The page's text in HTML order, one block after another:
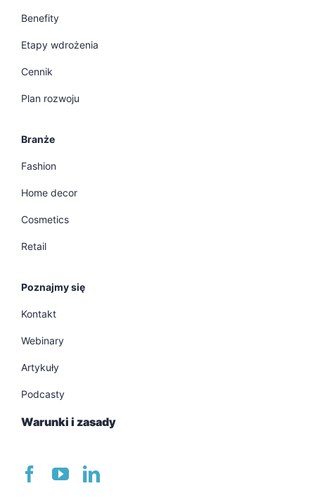
Benefity
Etapy wdrożenia
Cennik
Plan rozwoju
Branże
Fashion
Home decor
Cosmetics
Retail
Poznajmy się
Kontakt
Webinary
Artykuły
Podcasty
Warunki i zasady